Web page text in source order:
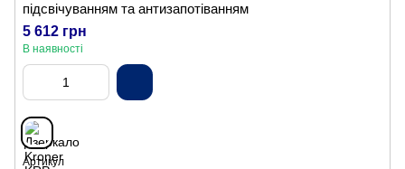
підсвічуванням та антизапотіванням
5 612 грн
В наявності
Артикул